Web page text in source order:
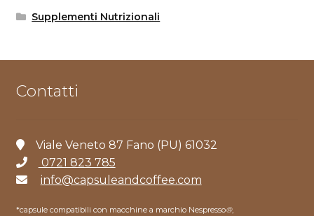
Supplementi Nutrizionali
Contatti
Viale Veneto 87 Fano (PU) 61032
0721 823 785
info@capsuleandcoffee.com
*capsule compatibili con macchine a marchio Nespresso®,